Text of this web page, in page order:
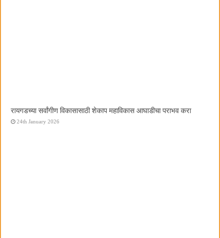
रायगडच्या सर्वांगीण विकासासाठी शेकाप महाविकास आघाडीचा पराभव करा
24th January 2026